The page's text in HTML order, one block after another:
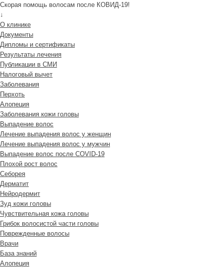
Скорая помощь волосам после КОВИД-19!
↓
О клинике
Документы
Дипломы и сертификаты
Результаты лечения
Публикации в СМИ
Налоговый вычет
Заболевания
Перхоть
Алопеция
Заболевания кожи головы
Выпадение волос
Лечение выпадения волос у женщин
Лечение выпадения волос у мужчин
Выпадение волос после COVID-19
Плохой рост волос
Cеборея
Дерматит
Нейродермит
Зуд кожи головы
Чувствительная кожа головы
Грибок волосистой части головы
Поврежденные волосы
Врачи
База знаний
Алопеция